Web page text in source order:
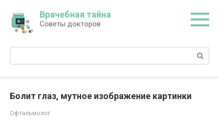
контенту
Врачебная тайна
Советы докторов
Поиск:
Болит глаз, мутное изображение картинки
Офтальмолог